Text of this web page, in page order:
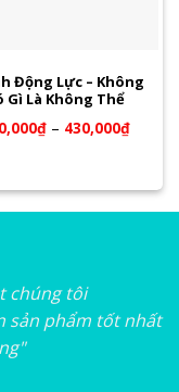
Động Lực – Không
Gì Là Không Thể
₫– 430,000₫
chúng tôi
sản phẩm tốt nhất